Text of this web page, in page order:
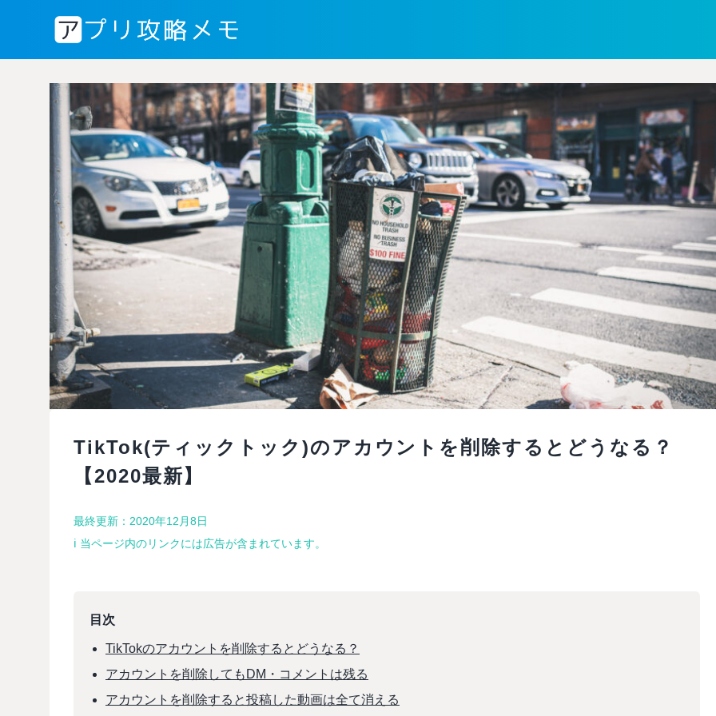
TikTok(ティックトック)のアカウントを削除するとどうなる？
【2020最新】
最終更新：2020年12月8日
ℹ︎ 当ページ内のリンクには広告が含まれています。
目次
TikTokのアカウントを削除するとどうなる？
アカウントを削除してもDM・コメントは残る
アカウントを削除すると投稿した動画は全て消える